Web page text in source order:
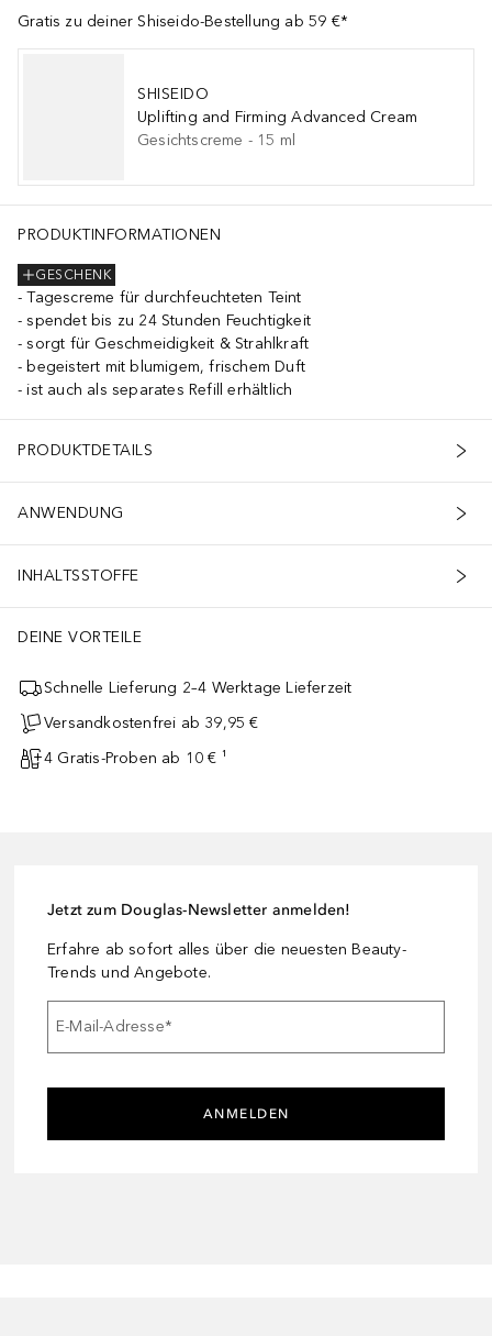
Gratis zu deiner Shiseido-Bestellung ab 59 €*
SHISEIDO
Uplifting and Firming Advanced Cream
Gesichtscreme - 15 ml
PRODUKTINFORMATIONEN
GESCHENK
Tagescreme für durchfeuchteten Teint
spendet bis zu 24 Stunden Feuchtigkeit
sorgt für Geschmeidigkeit & Strahlkraft
begeistert mit blumigem, frischem Duft
ist auch als separates Refill erhältlich
PRODUKTDETAILS
ANWENDUNG
INHALTSSTOFFE
DEINE VORTEILE
Schnelle Lieferung 2–4 Werktage Lieferzeit
Versandkostenfrei ab 39,95 €
4 Gratis-Proben ab 10 € ¹
Jetzt zum Douglas-Newsletter anmelden!
Erfahre ab sofort alles über die neuesten Beauty-
Trends und Angebote.
E-Mail-Adresse*
ANMELDEN